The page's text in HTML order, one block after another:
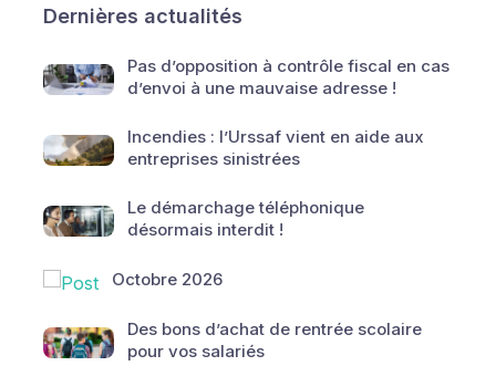
Dernières actualités
Pas d’opposition à contrôle fiscal en cas
d’envoi à une mauvaise adresse !
Incendies : l’Urssaf vient en aide aux
entreprises sinistrées
Le démarchage téléphonique
désormais interdit !
Octobre 2026
Des bons d’achat de rentrée scolaire
pour vos salariés